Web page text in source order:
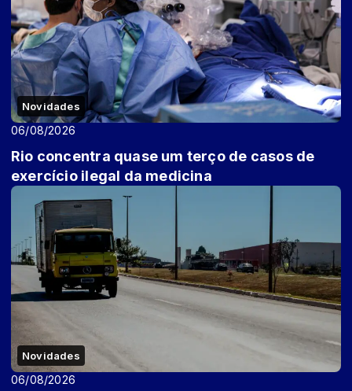
Novidades
06/08/2026
Rio concentra quase um terço de casos de
exercício ilegal da medicina
Novidades
06/08/2026